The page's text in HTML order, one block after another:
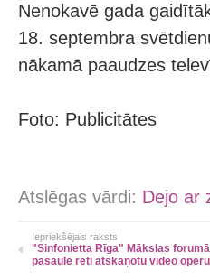
Nenokavē gada
18. septembra
nākamā paaudzes
Foto: Publicitātes
Atslēgas vārdi: Dejo ar
Iepriekšējais raksts
"Sinfonietta Rīga" Mākslas
pasaulē reti atskaņotu video operu